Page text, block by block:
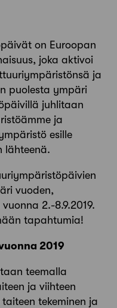
on Euroopan
joka aktivoi
ja
puolesta ympäri
juhlitaan
ja
esille
lähteenä.
vuoden,
2.-8.9.2019.
tapahtumia!
2019
teemalla
ja viihteen
tekeminen ja